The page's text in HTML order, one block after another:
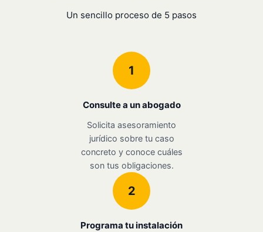
Un sencillo proceso de 5 pasos
1
Consulte a un abogado
Solicita asesoramiento
jurídico sobre tu caso
concreto y conoce cuáles
son tus obligaciones.
2
Programa tu instalación